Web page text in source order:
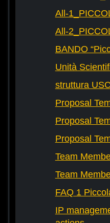
All-
All-
BANDO
Unità
struttura
Proposal
Proposal
Proposal
Team
Team
FAQ 1
IP